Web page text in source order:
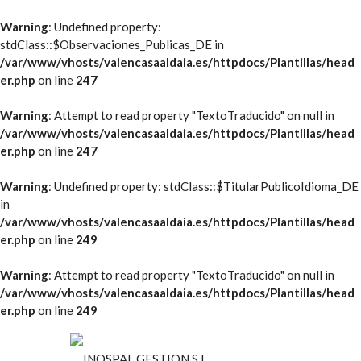
Warning: Undefined property:
stdClass::$Observaciones_Publicas_DE in
/var/www/vhosts/valencasaaldaia.es/httpdocs/Plantillas/head
er.php on line 247
Warning: Attempt to read property "TextoTraducido" on null in
/var/www/vhosts/valencasaaldaia.es/httpdocs/Plantillas/head
er.php on line 247
Warning: Undefined property: stdClass::$TitularPublicoIdioma_DE
in
/var/www/vhosts/valencasaaldaia.es/httpdocs/Plantillas/head
er.php on line 249
Warning: Attempt to read property "TextoTraducido" on null in
/var/www/vhosts/valencasaaldaia.es/httpdocs/Plantillas/head
er.php on line 249